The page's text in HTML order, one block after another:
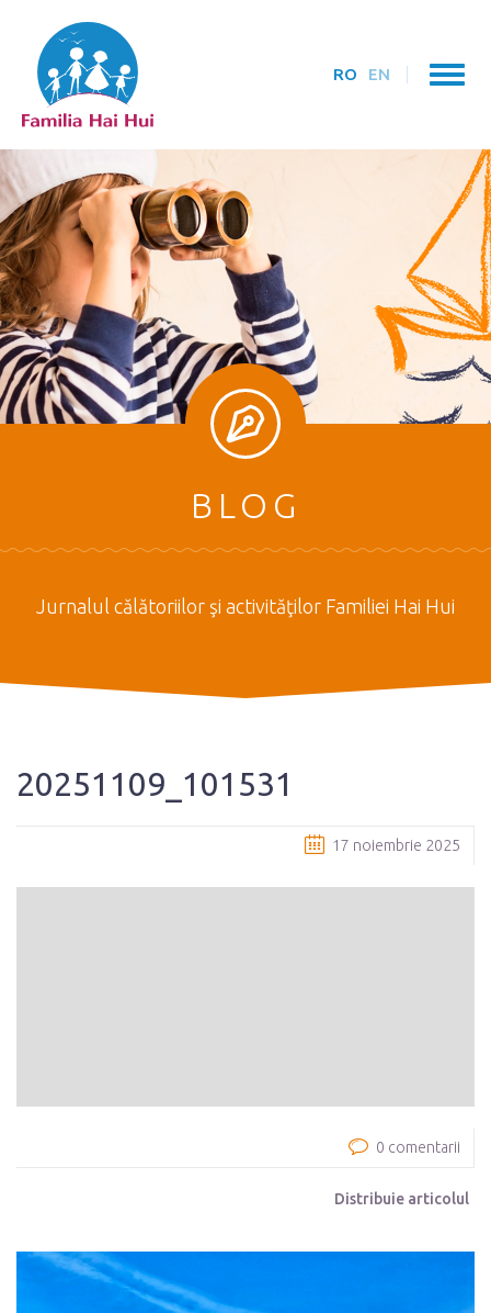
RO EN
BLOG
Jurnalul călătoriilor şi activităţilor Familiei Hai Hui
20251109_101531
17 noiembrie 2025
0 comentarii
Distribuie articolul